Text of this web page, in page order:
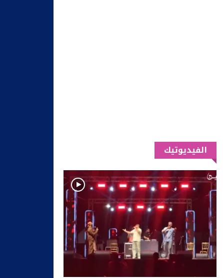
الفيديوتيك